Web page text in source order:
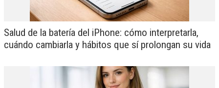
Salud de la batería del iPhone: cómo interpretarla,
cuándo cambiarla y hábitos que sí prolongan su vida